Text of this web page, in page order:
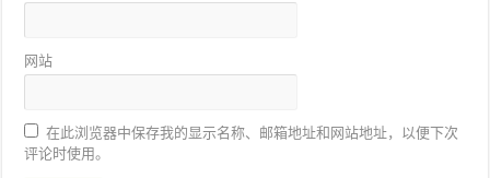
网站
在此浏览器中保存我的显示名称、邮箱地址和网站地址，以便下次
评论时使用。